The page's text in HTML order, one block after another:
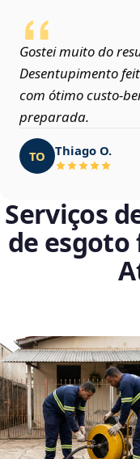
Gostei muito do
Desentupimento
com ótimo custo-
preparada.
TO Thiago O.
Serviços
de esgoto